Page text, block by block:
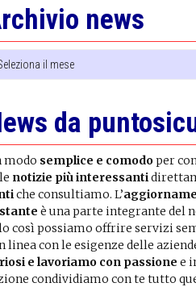
news
da
modo semplice e comodoper
notizie più interessanti
che consultiamo. L’
è una parte integrante del
così possiamo offrire servizi
linea con le esigenze delle
e lavoriamo con passione e
condividiamo con te tutto